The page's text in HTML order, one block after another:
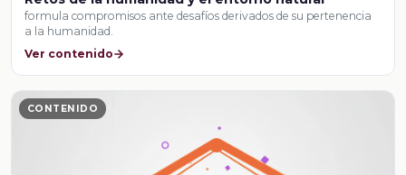
formula compromisos ante desafíos derivados de su pertenencia
a la humanidad.
Ver contenido
CONTENIDO